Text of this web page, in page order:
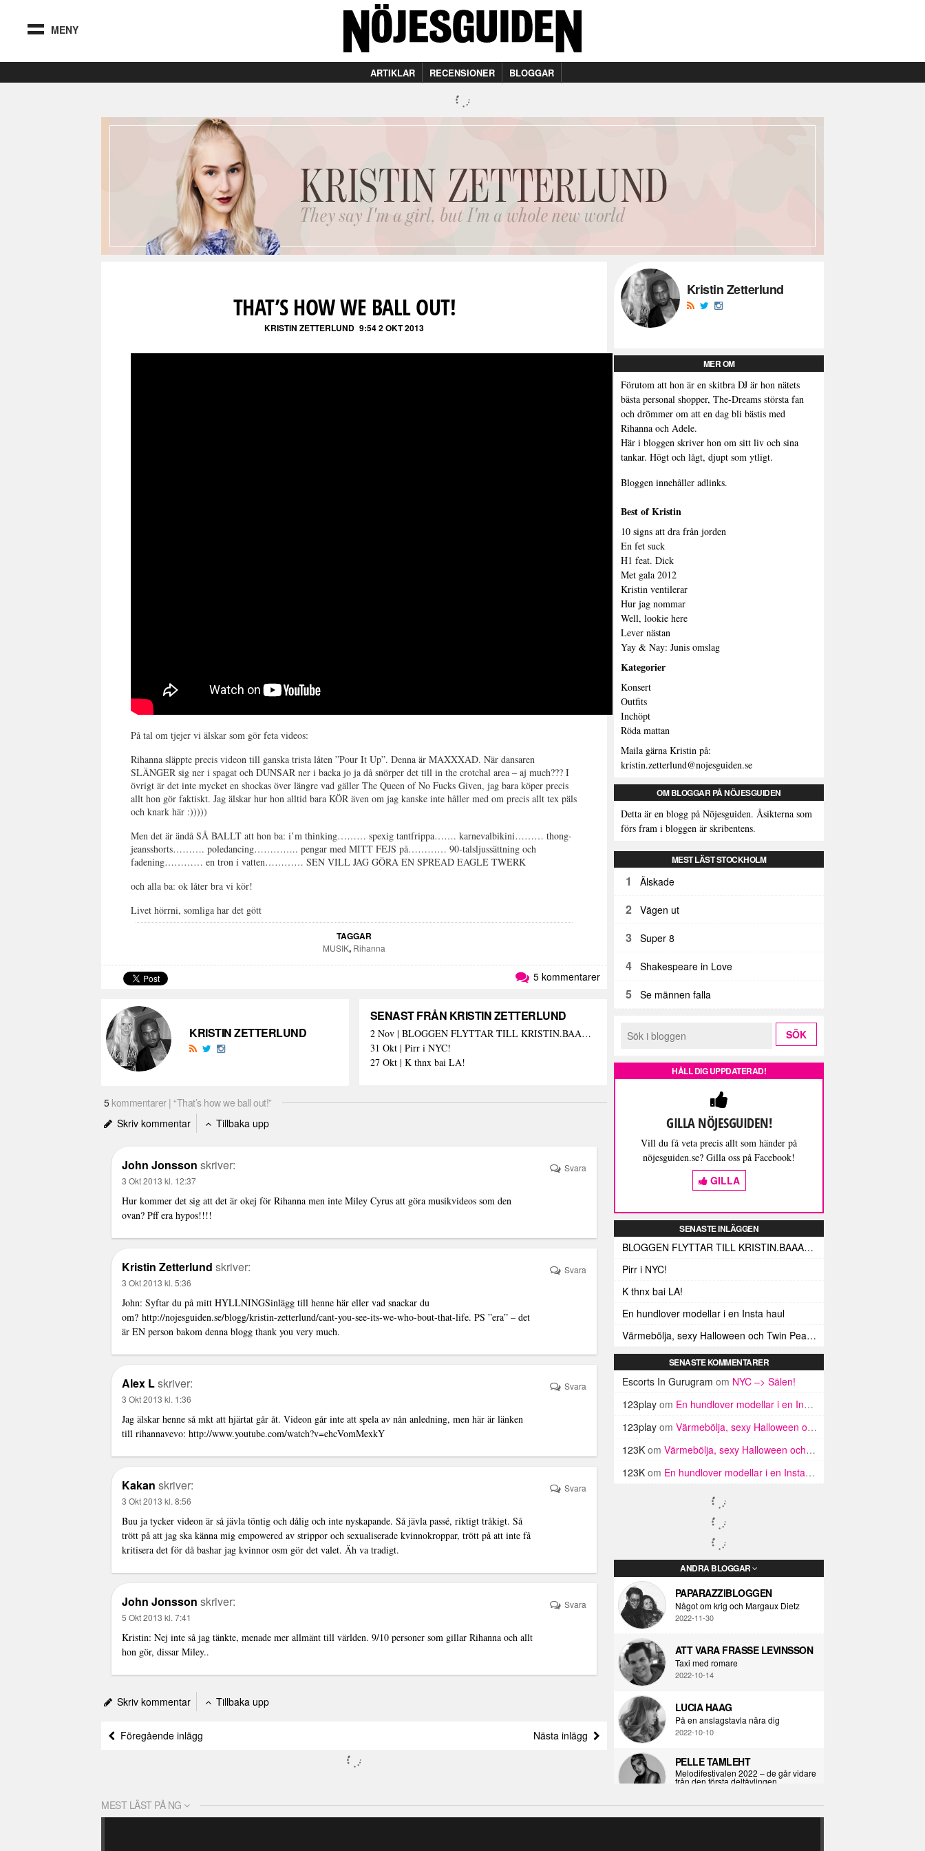
MENY
ARTIKLAR RECENSIONER BLOGGAR
THAT’S HOW WE BALL OUT!
KRISTIN ZETTERLUND 9:54 2 OKT 2013
På tal om tjejer vi älskar som gör feta videos:
Rihanna släppte precis videon till ganska trista låten ”Pour It Up”. Denna är MAXXXAD. När dansaren
SLÄNGER sig ner i spagat och DUNSAR ner i backa jo ja då snörper det till in the crotchal area – aj much??? I
övrigt är det inte mycket en shockas över längre vad gäller The Queen of No Fucks Given, jag bara köper precis
allt hon gör faktiskt. Jag älskar hur hon alltid bara KÖR även om jag kanske inte håller med om precis allt tex päls
och knark här :)))))
Men det är ändå SÅ BALLT att hon ba: i’m thinking……… spexig tantfrippa……. karnevalbikini……… thong-
jeansshorts………. poledancing………….. pengar med MITT FEJS på………… 90-talsljussättning och
fadening………… en tron i vatten………… SEN VILL JAG GÖRA EN SPREAD EAGLE TWERK
och alla ba: ok låter bra vi kör!
Livet hörrni, somliga har det gött
TAGGAR
MUSIK, Rihanna
5 kommentarer
KRISTIN ZETTERLUND
SENAST FRÅN KRISTIN ZETTERLUND
2 Nov | BLOGGEN FLYTTAR TILL KRISTIN.BAAAM.SE!
31 Okt | Pirr i NYC!
27 Okt | K thnx bai LA!
5kommentarer | “That’s how we ball out!”
Skriv kommentar
Tillbaka upp
John Jonsson skriver:
3 Okt 2013 kl. 12:37
Hur kommer det sig att det är okej för Rihanna men inte Miley Cyrus att göra musikvideos som den
ovan? Pff era hypos!!!!
Svara
Kristin Zetterlund skriver:
3 Okt 2013 kl. 5:36
John: Syftar du på mitt HYLLNINGSinlägg till henne här eller vad snackar du
om? http://nojesguiden.se/blogg/kristin-zetterlund/cant-you-see-its-we-who-bout-that-life. PS ”era” – det
är EN person bakom denna blogg thank you very much.
Svara
Alex Lskriver:
3 Okt 2013 kl. 1:36
Jag älskar henne så mkt att hjärtat går åt. Videon går inte att spela av nån anledning, men här är länken
till rihannavevo: http://www.youtube.com/watch?v=ehcVomMexkY
Svara
Kakan skriver:
3 Okt 2013 kl. 8:56
Buu ja tycker videon är så jävla töntig och dålig och inte nyskapande. Så jävla passé, riktigt tråkigt. Så
trött på att jag ska känna mig empowered av strippor och sexualiserade kvinnokroppar, trött på att inte få
kritisera det för då bashar jag kvinnor osm gör det valet. Äh va tradigt.
Svara
John Jonsson skriver:
5 Okt 2013 kl. 7:41
Kristin: Nej inte så jag tänkte, menade mer allmänt till världen. 9/10 personer som gillar Rihanna och allt
hon gör, dissar Miley..
Svara
Skriv kommentar Tillbaka upp
Föregående inlägg Nästa inlägg
Kristin Zetterlund
MER OM
Förutom att hon är en skitbra DJ är hon nätets
bästa personal shopper, The-Dreams största fan
och drömmer om att en dag bli bästis med
Rihanna och Adele.
Här i bloggen skriver hon om sitt liv och sina
tankar. Högt och lågt, djupt som ytligt.
Bloggen innehåller adlinks.
Best of Kristin
10 signs att dra från jorden
En fet suck
H1 feat. Dick
Met gala 2012
Kristin ventilerar
Hur jag nommar
Well, lookie here
Lever nästan
Yay & Nay: Junis omslag
Kategorier
Konsert
Outfits
Inchöpt
Röda mattan
Maila gärna Kristin på:
kristin.zetterlund@nojesguiden.se
OM BLOGGAR PÅ NÖJESGUIDEN
Detta är en blogg på Nöjesguiden. Åsikterna som
förs fram i bloggen är skribentens.
MEST LÄST STOCKHOLM
1 Älskade
2 Vägen ut
3 Super 8
4 Shakespeare in Love
5 Se männen falla
HÅLL DIG UPPDATERAD!
GILLA NÖJESGUIDEN!
Vill du få veta precis allt som händer på
nöjesguiden.se? Gilla oss på Facebook!
GILLA
SENASTE INLÄGGEN
BLOGGEN FLYTTAR TILL KRISTIN.BAAAM.SE!
Pirr i NYC!
K thnx bai LA!
En hundlover modellar i en Insta haul
Värmebölja, sexy Halloween och Twin Peaks i LA!
SENASTE KOMMENTARER
Escorts In Gurugram om NYC –> Sälen!
123play om En hundlover modellar i en Insta haul
123play om Värmebölja, sexy Halloween och Twin Peaks i LA!
123K om Värmebölja, sexy Halloween och Twin Peaks i LA!
123K om En hundlover modellar i en Insta haul
ANDRA BLOGGAR
PAPARAZZIBLOGGEN
Något om krig och Margaux Dietz
2022-11-30
ATT VARA FRASSE LEVINSSON
Taxi med romare
2022-10-14
LUCIA HAAG
På en anslagstavla nära dig
2022-10-10
PELLE TAMLEHT
Melodifestivalen 2022 – de går vidare
från den första deltävlingen
I KORPENS SKUGGA
MEST LÄST PÅ NG